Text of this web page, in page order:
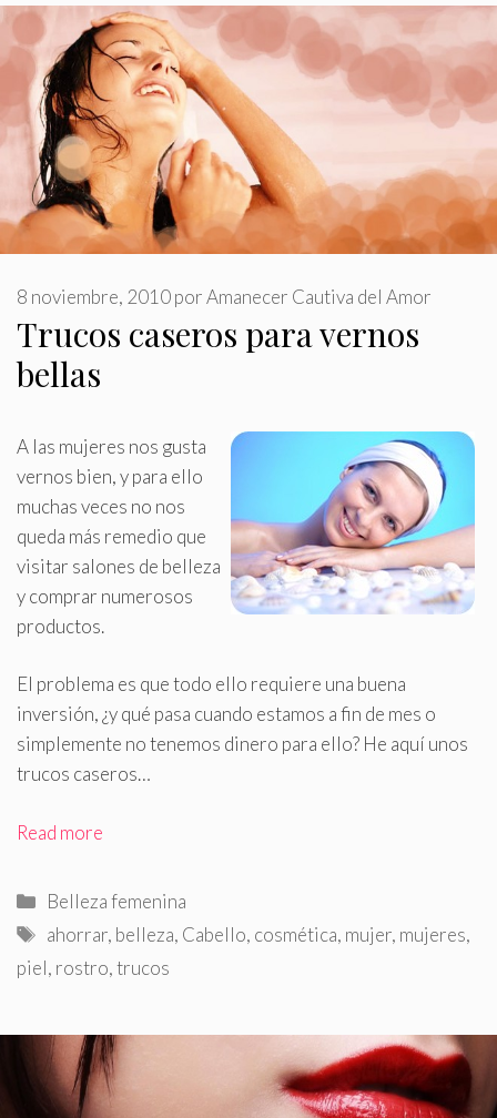
Trucos caseros para vernos
bellas
8 noviembre, 2010porAmanecer Cautiva del Amor
A las mujeres nos gusta
vernos bien, y para ello
muchas veces no nos
queda más remedio que
visitar salones de belleza
y comprar numerosos
productos.
El problema es que todo ello requiere una buena
inversión, ¿y qué pasa cuando estamos a fin de mes o
simplemente no tenemos dinero para ello? He aquí unos
trucos caseros…
Read more
Categorías
Belleza femenina
Etiquetas
ahorrar, belleza, Cabello, cosmética, mujer, mujeres,
piel, rostro,trucos